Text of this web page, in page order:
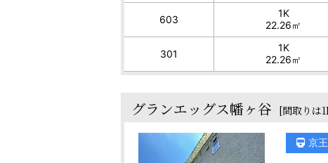
603
1K
22.26㎡
301
1K
22.26㎡
グランエッグス幡ヶ谷 [間取りは
京